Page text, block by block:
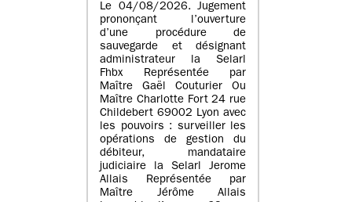
Le 04/08/2026. Jugement
prononçant l’ouverture
d’une procédure de
sauvegarde et désignant
administrateur la Selarl
Fhbx Représentée par
Maître Gaël Couturier Ou
Maître Charlotte Fort 24 rue
Childebert 69002 Lyon avec
les pouvoirs : surveiller les
opérations de gestion du
débiteur, mandataire
judiciaire la Selarl Jerome
Allais Représentée par
Maître Jérôme Allais